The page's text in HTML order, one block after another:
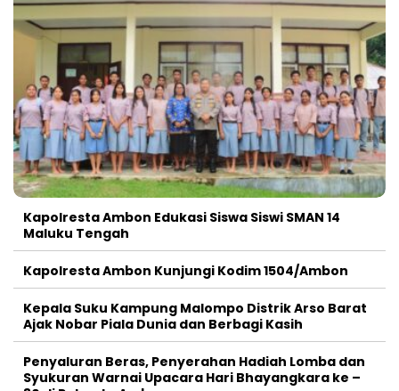
Kapolresta Ambon Edukasi Siswa Siswi SMAN 14
Maluku Tengah
Kapolresta Ambon Kunjungi Kodim 1504/Ambon
Kepala Suku Kampung Malompo Distrik Arso Barat
Ajak Nobar Piala Dunia dan Berbagi Kasih
Penyaluran Beras, Penyerahan Hadiah Lomba dan
Syukuran Warnai Upacara Hari Bhayangkara ke –